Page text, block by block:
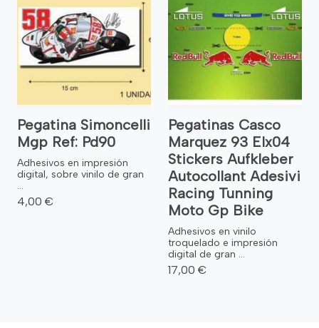
Pegatina Simoncelli
Mgp Ref: Pd90
Adhesivos en impresión
digital, sobre vinilo de gran
...
4,00 €
Pegatinas Casco
Marquez 93 Elx04
Stickers Aufkleber
Autocollant Adesivi
Racing Tunning
Moto Gp Bike
Adhesivos en vinilo
troquelado e impresión
digital de gran ...
17,00 €